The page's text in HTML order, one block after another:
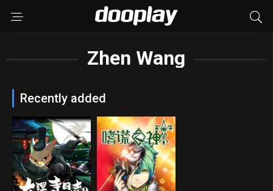
Zhen Wang
Recently added